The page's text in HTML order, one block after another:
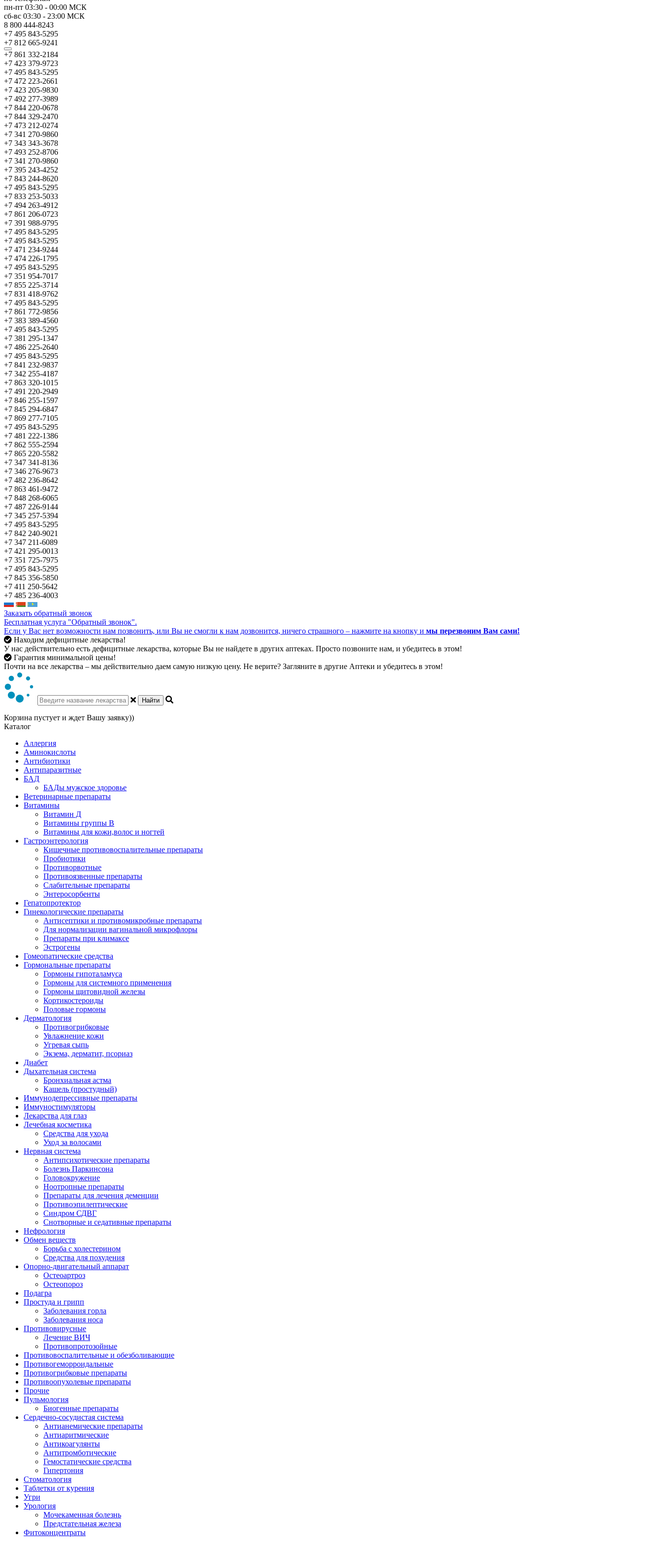
пн-пт 03:30 - 00:00 МСК
сб-вс 03:30 - 23:00 МСК
8 800 444-8243
+7 495 843-5295
+7 812 665-9241
+7 861 332-2184
+7 423 379-9723
+7 495 843-5295
+7 472 223-2661
+7 423 205-9830
+7 492 277-3989
+7 844 220-0678
+7 844 329-2470
+7 473 212-0274
+7 341 270-9860
+7 343 343-3678
+7 493 252-8706
+7 341 270-9860
+7 395 243-4252
+7 843 244-8620
+7 495 843-5295
+7 833 253-5033
+7 494 263-4912
+7 861 206-0723
+7 391 988-9795
+7 495 843-5295
+7 495 843-5295
+7 471 234-9244
+7 474 226-1795
+7 495 843-5295
+7 351 954-7017
+7 855 225-3714
+7 831 418-9762
+7 495 843-5295
+7 861 772-9856
+7 383 389-4560
+7 495 843-5295
+7 381 295-1347
+7 486 225-2640
+7 495 843-5295
+7 841 232-9837
+7 342 255-4187
+7 863 320-1015
+7 491 220-2949
+7 846 255-1597
+7 845 294-6847
+7 869 277-7105
+7 495 843-5295
+7 481 222-1386
+7 862 555-2594
+7 865 220-5582
+7 347 341-8136
+7 346 276-9673
+7 482 236-8642
+7 863 461-9472
+7 848 268-6065
+7 487 226-9144
+7 345 257-5394
+7 495 843-5295
+7 842 240-9021
+7 347 211-6089
+7 421 295-0013
+7 351 725-7975
+7 495 843-5295
+7 845 356-5850
+7 411 250-5642
+7 485 236-4003
Заказать обратный звонок
Бесплатная услуга "Обратный звонок".
Если у Вас нет возможности нам позвонить, или Вы не смогли к нам дозвонится, ничего страшного – нажмите на кнопку и мы перезвоним Вам сами!
Находим дефицитные лекарства!
У нас действительно есть дефицитные лекарства, которые Вы не найдете в других аптеках. Просто позвоните нам, и убедитесь в этом!
Гарантия минимальной цены!
Почти на все лекарства – мы действительно даем самую низкую цену. Не верите? Загляните в другие Аптеки и убедитесь в этом!
Найти
Корзина пустует и ждет Вашу заявку))
Каталог
Аллергия
Аминокислоты
Антибиотики
Антипаразитные
БАД
БАДы мужское здоровье
Ветеринарные препараты
Витамины
Витамин Д
Витамины группы В
Витамины для кожи,волос и ногтей
Гастроэнтерология
Кишечные противовоспалительные препараты
Пробиотики
Противорвотные
Противоязвенные препараты
Слабительные препараты
Энтеросорбенты
Гепатопротектор
Гинекологические препараты
Антисептики и противомикробные препараты
Для нормализации вагинальной микрофлоры
Препараты при климаксе
Эстрогены
Гомеопатические средства
Гормональные препараты
Гормоны гипоталамуса
Гормоны для системного применения
Гормоны щитовидной железы
Кортикостероиды
Половые гормоны
Дерматология
Противогрибковые
Увлажнение кожи
Угревая сыпь
Экзема, дерматит, псориаз
Диабет
Дыхательная система
Бронхиальная астма
Кашель (простудный)
Иммунодепрессивные препараты
Иммуностимуляторы
Лекарства для глаз
Лечебная косметика
Средства для ухода
Уход за волосами
Нервная система
Антипсихотические препараты
Болезнь Паркинсона
Головокружение
Ноотропные препараты
Препараты для лечения деменции
Противоэпилептические
Синдром СДВГ
Снотворные и седативные препараты
Нефрология
Обмен веществ
Борьба с холестерином
Средства для похудения
Опорно-двигательный аппарат
Остеоартроз
Остеопороз
Подагра
Простуда и грипп
Заболевания горла
Заболевания носа
Противовирусные
Лечение ВИЧ
Противопротозойные
Противовоспалительные и обезболивающие
Противогеморроидальные
Противогрибковые препараты
Противоопухолевые препараты
Прочие
Пульмология
Биогенные препараты
Сердечно-сосудистая система
Антианемические препараты
Антиаритмические
Антикоагулянты
Антитромботические
Гемостатические средства
Гипертония
Стоматология
Таблетки от курения
Угри
Урология
Мочекаменная болезнь
Предстательная железа
Фитоконцентраты